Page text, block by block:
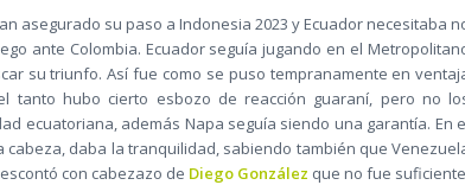
asegurado su paso a Indonesia 2023 y Ecuador necesitaba
ante Colombia. Ecuador seguía jugando en el
su triunfo. Así fue como se puso tempranamente en
tanto hubo cierto esbozo de reacción guaraní, pero no
ecuatoriana, además Napa seguía siendo una garantía. En
cabeza, daba la tranquilidad, sabiendo también que
con cabezazo de Diego González que no fue